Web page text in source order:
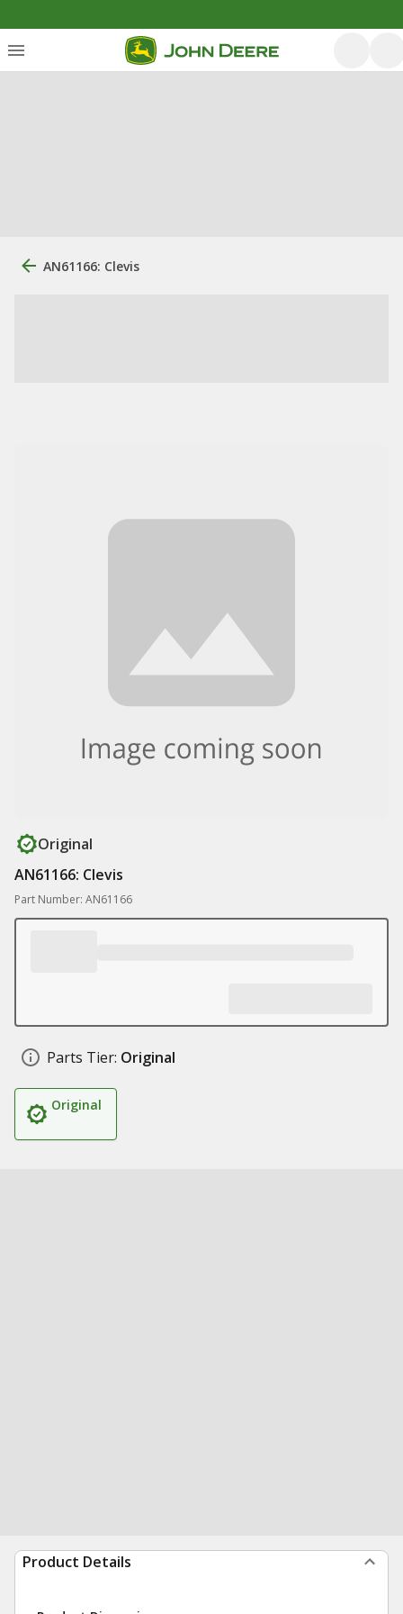
AN61166: Clevis
Original
AN61166: Clevis
Part Number: AN61166
Parts Tier: Original
Original
Product Details